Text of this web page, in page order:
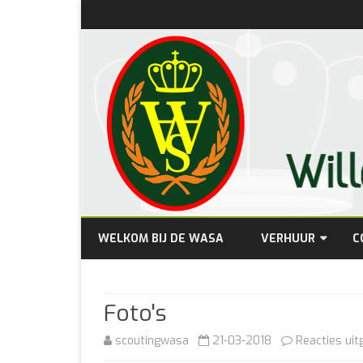
WELKOM BIJ DE WASA VERHUUR
Foto's
scoutingwasa 21-03-2018 Reacties